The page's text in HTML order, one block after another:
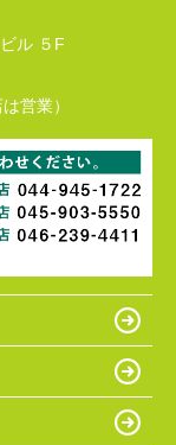
ル ５F
営業）